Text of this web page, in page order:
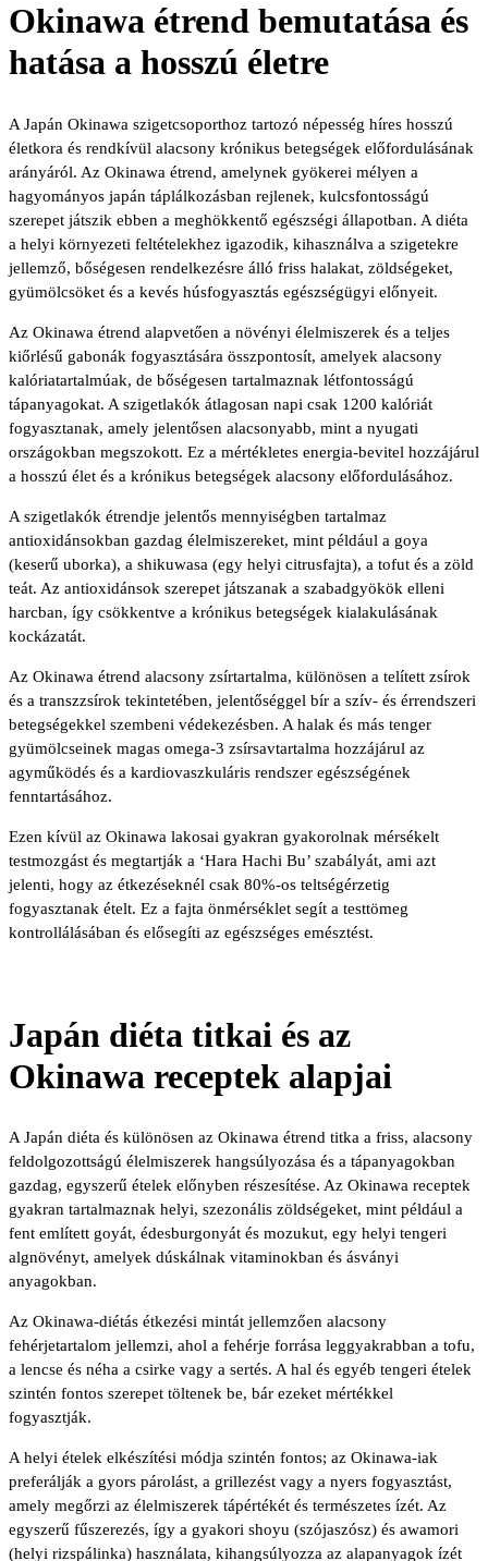
Okinawa étrend bemutatása és
hatása a hosszú életre
A Japán Okinawa szigetcsoporthoz tartozó népesség híres hosszú
életkora és rendkívül alacsony krónikus betegségek előfordulásának
arányáról. Az Okinawa étrend, amelynek gyökerei mélyen a
hagyományos japán táplálkozásban rejlenek, kulcsfontosságú
szerepet játszik ebben a meghökkentő egészségi állapotban. A diéta
a helyi környezeti feltételekhez igazodik, kihasználva a szigetekre
jellemző, bőségesen rendelkezésre álló friss halakat, zöldségeket,
gyümölcsöket és a kevés húsfogyasztás egészségügyi előnyeit.
Az Okinawa étrend alapvetően a növényi élelmiszerek és a teljes
kiőrlésű gabonák fogyasztására összpontosít, amelyek alacsony
kalóriatartalmúak, de bőségesen tartalmaznak létfontosságú
tápanyagokat. A szigetlakók átlagosan napi csak 1200 kalóriát
fogyasztanak, amely jelentősen alacsonyabb, mint a nyugati
országokban megszokott. Ez a mértékletes energia-bevitel hozzájárul
a hosszú élet és a krónikus betegségek alacsony előfordulásához.
A szigetlakók étrendje jelentős mennyiségben tartalmaz
antioxidánsokban gazdag élelmiszereket, mint például a goya
(keserű uborka), a shikuwasa (egy helyi citrusfajta), a tofut és a zöld
teát. Az antioxidánsok szerepet játszanak a szabadgyökök elleni
harcban, így csökkentve a krónikus betegségek kialakulásának
kockázatát.
Az Okinawa étrend alacsony zsírtartalma, különösen a telített zsírok
és a transzzsírok tekintetében, jelentőséggel bír a szív- és érrendszeri
betegségekkel szembeni védekezésben. A halak és más tenger
gyümölcseinek magas omega-3 zsírsavtartalma hozzájárul az
agyműködés és a kardiovaszkuláris rendszer egészségének
fenntartásához.
Ezen kívül az Okinawa lakosai gyakran gyakorolnak mérsékelt
testmozgást és megtartják a ‘Hara Hachi Bu’ szabályát, ami azt
jelenti, hogy az étkezéseknél csak 80%-os teltségérzetig
fogyasztanak ételt. Ez a fajta önmérséklet segít a testtömeg
kontrollálásában és elősegíti az egészséges emésztést.
Japán diéta titkai és az
Okinawa receptek alapjai
A Japán diéta és különösen az Okinawa étrend titka a friss, alacsony
feldolgozottságú élelmiszerek hangsúlyozása és a tápanyagokban
gazdag, egyszerű ételek előnyben részesítése. Az Okinawa receptek
gyakran tartalmaznak helyi, szezonális zöldségeket, mint például a
fent említett goyát, édesburgonyát és mozukut, egy helyi tengeri
algnövényt, amelyek dúskálnak vitaminokban és ásványi
anyagokban.
Az Okinawa-diétás étkezési mintát jellemzően alacsony
fehérjetartalom jellemzi, ahol a fehérje forrása leggyakrabban a tofu,
a lencse és néha a csirke vagy a sertés. A hal és egyéb tengeri ételek
szintén fontos szerepet töltenek be, bár ezeket mértékkel
fogyasztják.
A helyi ételek elkészítési módja szintén fontos; az Okinawa-iak
preferálják a gyors párolást, a grillezést vagy a nyers fogyasztást,
amely megőrzi az élelmiszerek tápértékét és természetes ízét. Az
egyszerű fűszerezés, így a gyakori shoyu (szójaszósz) és awamori
(helyi rizspálinka) használata, kihangsúlyozza az alapanyagok ízét